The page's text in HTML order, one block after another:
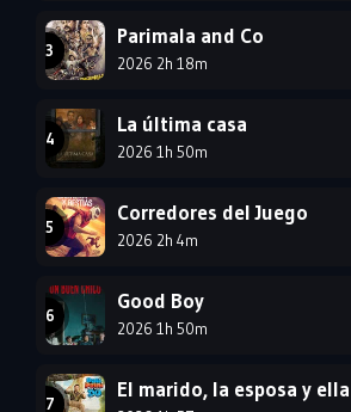
1984
1978
Parimala and Co
2026 2h 18m
La última casa
2026 1h 50m
Corredores del Juego
2026 2h 4m
Good Boy
2026 1h 50m
El marido, la esposa y